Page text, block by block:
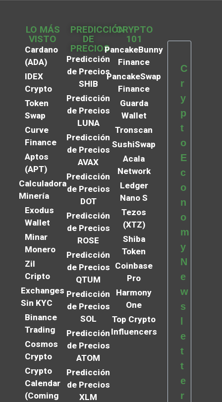
LO MÁS
VISTO
Cardano
(ADA)
IDEX
Crypto
Token
Swap
Curve
Finance
Aptos
(APT)
Calculadora
Minería
Exodus
Wallet
Minar
Monero
Zil
Cripto
Exchanges
Sin KYC
Binance
Trading
Cosmos
Crypto
Crypto
Calendar
(Coming
PREDICCIÓN
DE
PRECIOS
Predicción
de Precios
SHIB
Predicción
de Precios
LUNA
Predicción
de Precios
AVAX
Predicción
de Precios
DOT
Predicción
de Precios
ROSE
Predicción
de Precios
QTUM
Predicción
de Precios
SOL
Predicción
de Precios
ATOM
Predicción
de Precios
XLM
CRYPTO
101
PancakeBunny
Finance
PancakeSwap
Finance
Guarda
Wallet
Tronscan
SushiSwap
Acala
Network
Ledger
Nano S
Tezos
(XTZ)
Shiba
Token
Coinbase
Pro
Harmony
One
Top Crypto
Influencers
C
r
y
p
t
o
E
c
o
n
o
m
y
N
e
w
s
e
t
t
e
r